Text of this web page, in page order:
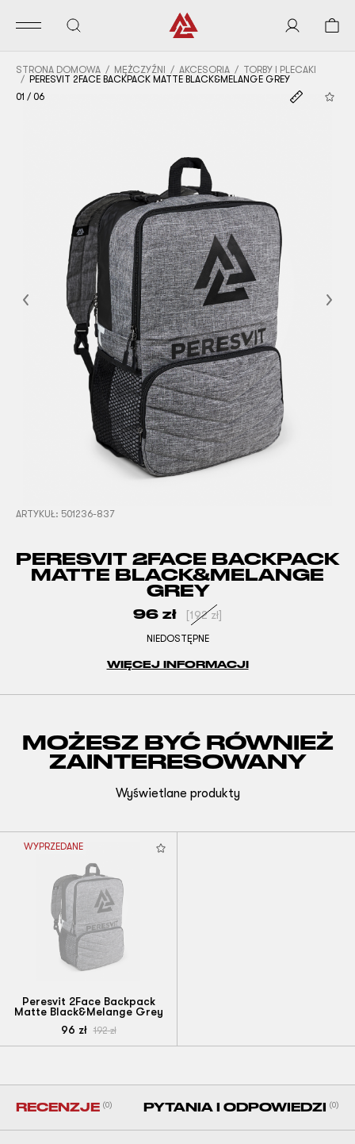
STRONA DOMOWA MĘŻCZYŹNI AKCESORIA
TORBY I PLECAKI
PERESVIT 2FACE BACKPACK MATTE BLACK&MELANGE GREY
01 / 06
Previous
ARTYKUŁ: 501236-837
PERESVIT 2FACE BACKPACK
MATTE BLACK&MELANGE
GREY
96 zł [192 zł]
NIEDOSTĘPNE
WIĘCEJ INFORMACJI
MOŻESZ BYĆ RÓWNIEŻ
ZAINTERESOWANY
Wyświetlane produkty
WYPRZEDANE
Peresvit 2Face Backpack
Matte Black&Melange Grey
96 zł 192zł
RECENZJE (0) PYTANIA I ODPOWIEDZI (0)